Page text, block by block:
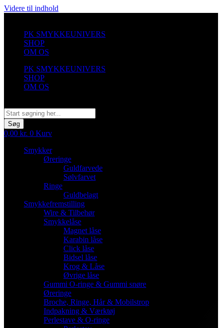
Videre til indhold
PK SMYKKEUNIVERS
SHOP
OM OS
PK SMYKKEUNIVERS
SHOP
OM OS
Søg
0,00 kr. 0 Kurv
Smykker
Øreringe
Guldfarvede
Sølvfarvet
Ringe
Guldbelagt
Smykkefremstilling
Wire & Tilbehør
Smykkelåse
Magnet låse
Karabin låse
Click låse
Bidsel låse
Krog & Låse
Øvrige låse
Gummi O-ringe & Gummi snøre
Øreringe
Broche, Ringe, Hår & Mobilstrop
Indpakning & Værktøj
Perlestave & O-ringe